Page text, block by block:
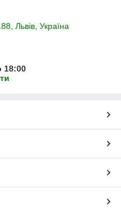
Львів, Україна
18:00